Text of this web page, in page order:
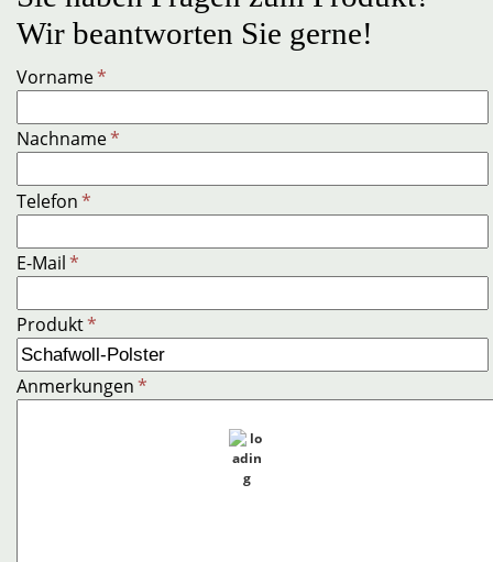
Wir beantworten Sie gerne!
Vorname*
Nachname*
Telefon*
E-Mail*
Produkt*
Anmerkungen*